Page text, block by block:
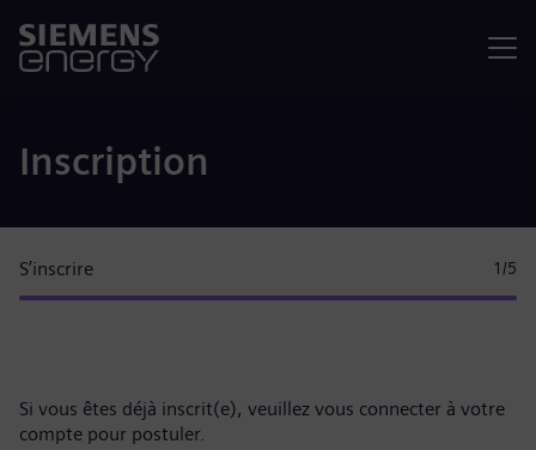
Inscription
S’inscrire 1 /5
Si vous êtes déjà inscrit(e), veuillez vous connecter à votre
compte pour postuler.